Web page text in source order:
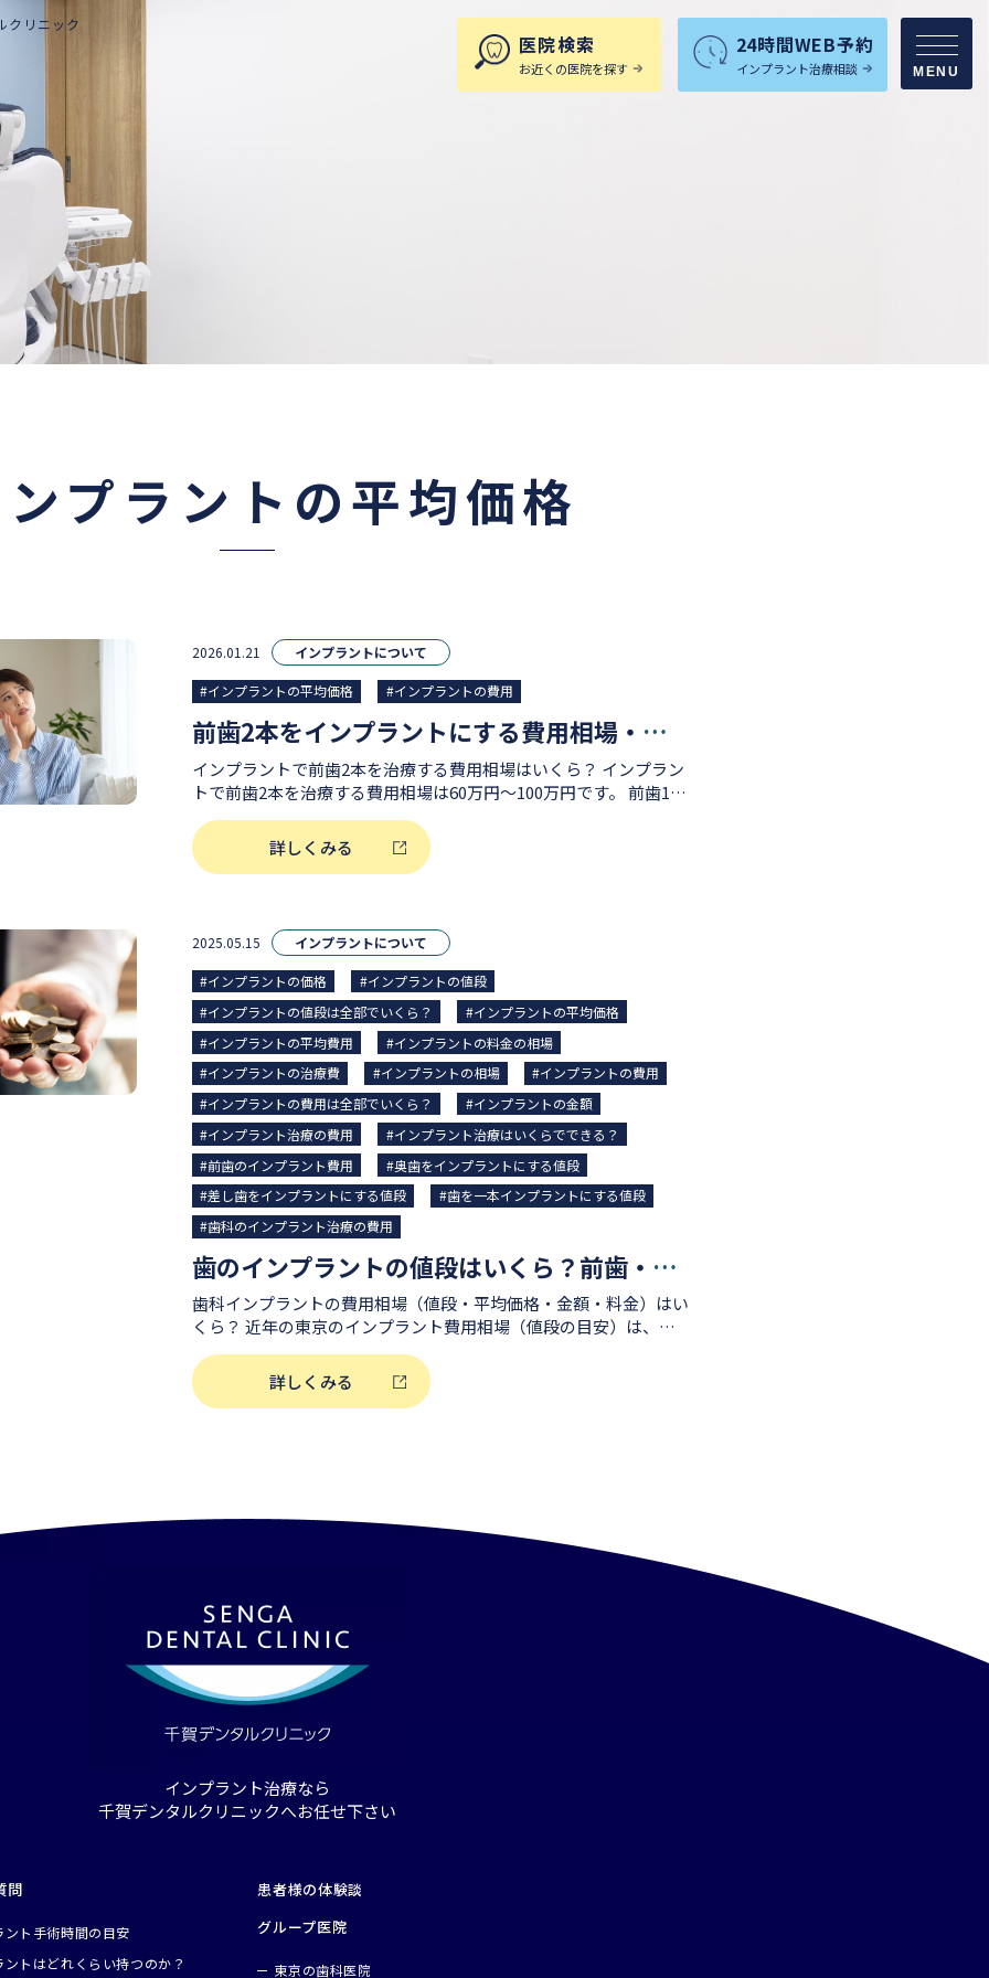
クリニック
医院検索
お近くの医院を探す
24時間WEB予約
インプラント治療相談 MENU
プラントの平均価格
2026.01.21 インプラントについて
#インプラントの平均価格 #インプラントの費用
前歯2本をインプラントにする費用相場・適応ケース・治療の流れについて解説
インプラントで前歯2本を治療する費用相場はいくら？ インプラン
トで前歯2本を治療する費用相場は60万円〜100万円です。 前歯1本
あたり30万円〜50万円程度が目安となります。 前歯は口元の審美
性（見た目）に大きく影響する部位ということもあり、最終の歯の
部分となる上部構造（被せ物／差し歯／クラウン）の値段が奥歯な
ラントが何本でも変わりませんが、インプラント手術費用や上部構
造（最終の被せ物）は本数によって費用がかかります。 検査・診
断料 1.5万円～6万円 インプラントの埋入手術費用（インプラント2
本分の値段） 20万円～120万円 上部構造の費用（インプラント2本
分の値段） 10万円～40万円 また、使用するインプラントのメーカ
ーや、医院の設備、歯科医師の経験などによってインプラントの費
用（値段）は大きく変動することがあります。 別途オプション費
用がかかることも そのほか、睡眠無痛インプラント治療（静脈内
鎮静法）といった治療オプションを選択される場合や、骨が不足し
ている方への骨造成手術が必要となる場合は別途費用がかかること
もあります。 静脈内鎮静法の費用相場は5万円前後。 インプラント
の骨造成手術の費用相場は1部位あたり3万円～35万円前後となり
ます（症状や治療内容により開きがあります）。 自分のインプラ
ント費用総額が知りたい方へ インプラント治療にかかる費用総額
は、患者様のお口の状態や治療本数、希望される治療オプション等
によっても異なります。 千賀デンタルクリニックでは事前のお見
積もり等も可能ですので、まずはお気軽にインプラント相談にてお
尋ねください。 費用相場について詳しく見る インプラントで前歯2
本を同時に治療することが可能です。 患者様によっては1本ずつ
別々に治療するよりも、2本同時に治療したほうがメリットが大き
め、2本まとめて治療を行うことが推奨されます。 噛み合わせのバ
ランスまで重視しているケース 歯を2本同時に失ってしまうと噛む
頭痛など全身の不調にもつながる可能性があります。 インプラン
トを2本同時に行うことで、見た目だけでなく噛み合わせのバラン
スも早期に整え、お身体への負担を抑えることができます。 イン
プラント2本同時治療ができない・適していないケース 骨量が少な
いと治療が難しくなる場合がある インプラントの安定性には、そ
長く放置していた場合や、歯周病が進行すると顎の骨は次第に痩せ
インプラントが不適応となるケース例 インプラントが不適応とな
るケースとして、顎の骨の厚みが薄い方や、骨が痩せてしまった
プラント専門医と連携のうえ、足りない骨をつくる骨造成（骨移
植・骨再生治療）を併用したインプラント治療も適切に対応してい
詳しくみる
2025.05.15 インプラントについて
#インプラントの価格
#インプラントの値段
#インプラントの値段は全部でいくら？
#インプラントの平均価格
#インプラントの平均費用
#インプラントの料金の相場
#インプラントの治療費
#インプラントの相場
#インプラントの費用
#インプラントの費用は全部でいくら？
#インプラントの金額
#インプラント治療の費用
#インプラント治療はいくらでできる？
#前歯のインプラント費用
#奥歯をインプラントにする値段
#差し歯をインプラントにする値段
#歯を一本インプラントにする値段
#歯科のインプラント治療の費用
歯のインプラントの値段はいくら？前歯・奥歯一本あたりの費用相場や費用負担を抑える方法についても解説
歯科インプラントの費用相場（値段・平均価格・金額・料金）はい
くら？ 近年の東京のインプラント費用相場（値段の目安）は、一
本あたり300,000円〜500,000円前後が目安となります。 インプラ
ント治療にかかる費用総額は、患者様のお口の状態や治療本数、ご
希望される治療オプション等によっても異なります。 当院では事
ともあり、最終的に歯の部分となる上部構造（被せ物／差し歯／ク
ラウン）の値段が奥歯などの部位と比べてやや高くなる傾向があり
を抑える方法について 月々4,300円〜からのデンタルローン／分割
払いにも対応 当院のインプラント治療の費用は、デンタルローン
を利用することで120回払いが可能です。月々4,300円〜から分割払
いできるため、高額な治療でも無理なくお支払いいただけます。
患者様の経済的な負担を軽減し、安心して治療を受けていただける
よう、千賀デンタルクリニックでは柔軟な支払いプランを提供して
います。 安心の10年保証制度 また、当院のインプラント治療後は
期健診を全て受けていただいている方を対象に保証期間を設けてお
ります。インプラント部分に不具合が発生した場合、条件に従って
わせた予防メンテナンスやアフターケアにも力を入れています。
りに合わせて親身にサポートをしてまいります。 お近くの医院を
詳しくみる
インプラント治療なら
千賀デンタルクリニックへお任せ下さい
問
ト 手術時間の目安
ントはどれくらい持つのか？
患者様の体験談
グループ医院
東京の歯科医院